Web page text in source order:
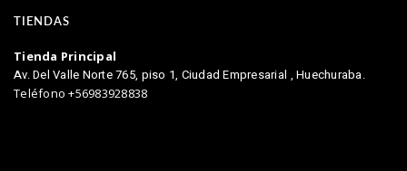
TIENDAS
Tienda Principal
Av. Del Valle Norte 765, piso 1, Ciudad Empresarial , Huechuraba.
Teléfono +56983928838